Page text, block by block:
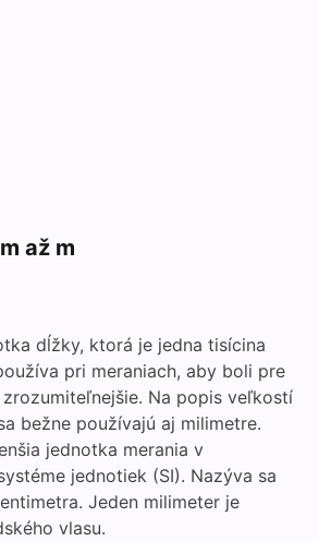
až m
dĺžky, ktorá je jedna tisícina
pri meraniach, aby boli pre
Na popis veľkostí
bežne používajú aj milimetre.
jednotka merania v
jednotiek (SI). Nazýva sa
Jeden milimeter je
vlasu.